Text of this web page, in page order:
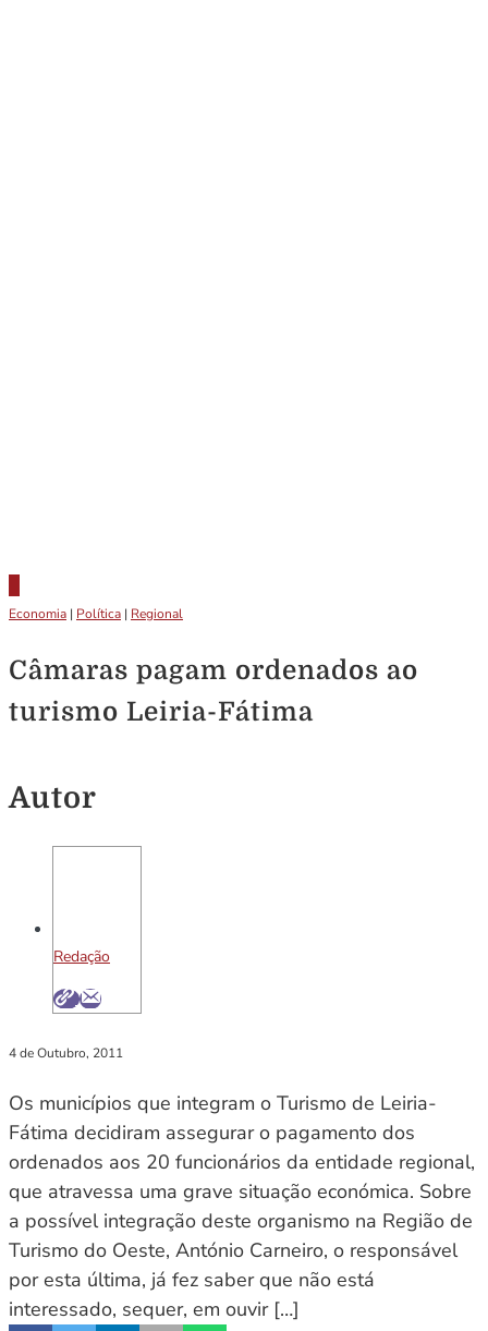
Economia | Política | Regional
Câmaras pagam ordenados ao
turismo Leiria-Fátima
Autor
Redação
4 de Outubro, 2011
Os municípios que integram o Turismo de Leiria-
Fátima decidiram assegurar o pagamento dos
ordenados aos 20 funcionários da entidade regional,
que atravessa uma grave situação económica. Sobre
a possível integração deste organismo na Região de
Turismo do Oeste, António Carneiro, o responsável
por esta última, já fez saber que não está
interessado, sequer, em ouvir […]